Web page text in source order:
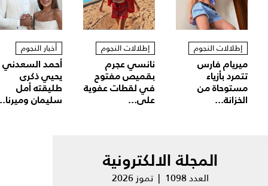
إطلالات النجوم
ميريام فارس
تتمرد بأزياء
مستوحاة من
الخزانة...
إطلالات النجوم
نانسي عجرم
بقميص مفتوح
في لقطات عفوية
على...
أخبار النجوم
أحمد السعدني
يحيي ذكرى
طليقته أمل
سليمان
المجلة الالكترونية
العدد 1098 | تموز 2026